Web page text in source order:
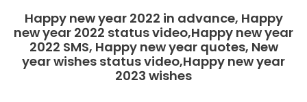
Happy new year 2022 in advance, Happy
new year 2022 status video,Happy new year
2022 SMS, Happy new year quotes, New
year wishes status video,Happy new year
2023 wishes